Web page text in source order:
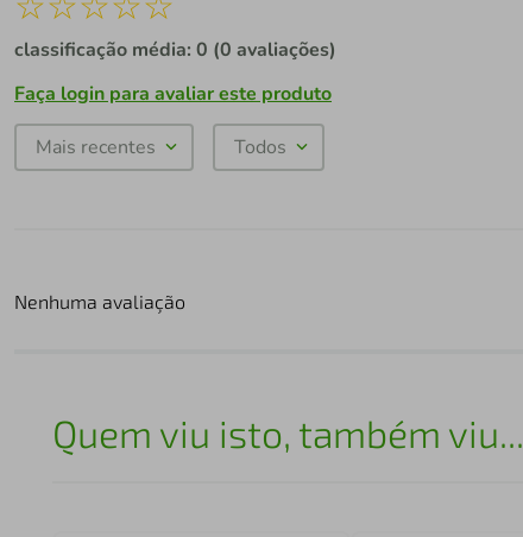
classificação média: 0 (0 avaliações)
Faça login para avaliar este produto
Mais recentes Todos
Nenhuma avaliação
Quem viu isto, também viu...